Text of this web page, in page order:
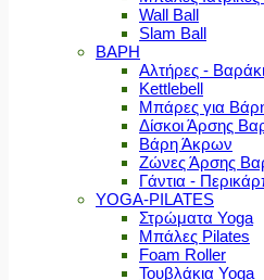
Wall Ball
Slam Ball
ΒΑΡΗ
Αλτήρες -
Kettlebell
Μπάρες για
Δίσκοι Άρσης
Βάρη Άκρων
Ζώνες Άρσης
Γάντια -
YOGA-PILATES
Στρώματα Yoga
Μπάλες Pilates
Foam Roller
Τουβλάκια Yoga